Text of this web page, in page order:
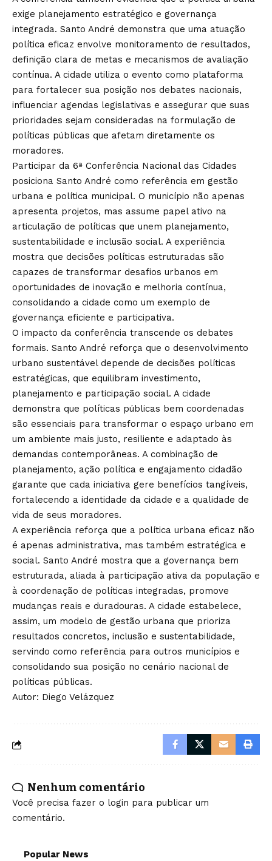
exige planejamento estratégico e governança
integrada. Santo André demonstra que uma atuação
política eficaz envolve monitoramento de resultados,
definição clara de metas e mecanismos de avaliação
contínua. A cidade utiliza o evento como plataforma
para fortalecer sua posição nos debates nacionais,
influenciar agendas legislativas e assegurar que suas
prioridades sejam consideradas na formulação de
políticas públicas que afetam diretamente os
moradores.
Participar da 6ª Conferência Nacional das Cidades
posiciona Santo André como referência em gestão
urbana e política municipal. O município não apenas
apresenta projetos, mas assume papel ativo na
articulação de políticas que unem planejamento,
sustentabilidade e inclusão social. A experiência
mostra que decisões políticas estruturadas são
capazes de transformar desafios urbanos em
oportunidades de inovação e melhoria contínua,
consolidando a cidade como um exemplo de
governança eficiente e participativa.
O impacto da conferência transcende os debates
formais. Santo André reforça que o desenvolvimento
urbano sustentável depende de decisões políticas
estratégicas, que equilibram investimento,
planejamento e participação social. A cidade
demonstra que políticas públicas bem coordenadas
são essenciais para transformar o espaço urbano em
um ambiente mais justo, resiliente e adaptado às
demandas contemporâneas. A combinação de
planejamento, ação política e engajamento cidadão
garante que cada iniciativa gere benefícios tangíveis,
fortalecendo a identidade da cidade e a qualidade de
vida de seus moradores.
A experiência reforça que a política urbana eficaz não
é apenas administrativa, mas também estratégica e
social. Santo André mostra que a governança bem
estruturada, aliada à participação ativa da população e
à coordenação de políticas integradas, promove
mudanças reais e duradouras. A cidade estabelece,
assim, um modelo de gestão urbana que prioriza
resultados concretos, inclusão e sustentabilidade,
servindo como referência para outros municípios e
consolidando sua posição no cenário nacional de
políticas públicas.
Autor: Diego Velázquez
Nenhum comentário
Você precisa fazer o login para publicar um
comentário.
Popular News